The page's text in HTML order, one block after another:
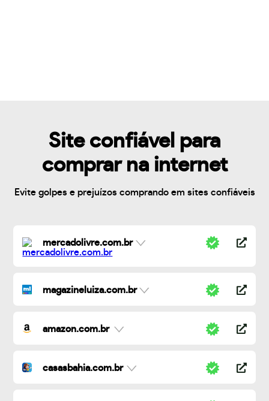
Site confiável para
comprar na internet
Evite golpes e prejuízos comprando em sites confiáveis
mercadolivre.com.br
magazineluiza.com.br
amazon.com.br
casasbahia.com.br